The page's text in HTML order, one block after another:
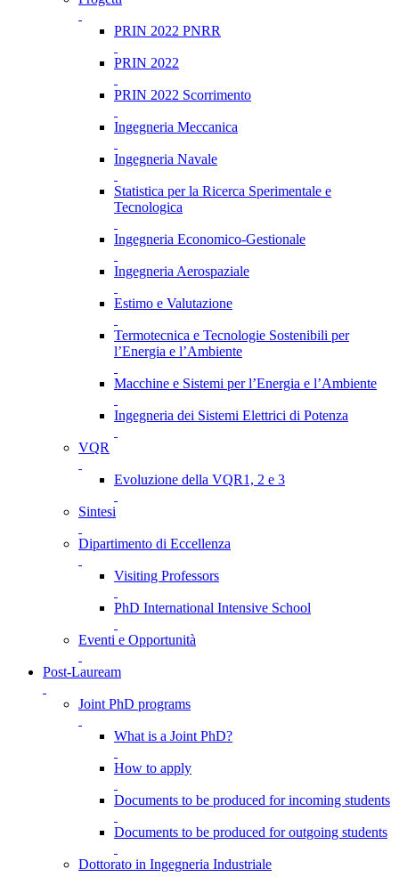
PRIN 2022 PNRR
PRIN 2022
PRIN 2022 Scorrimento
Ingegneria Meccanica
Ingegneria Navale
Statistica per la Ricerca Sperimentale e
Tecnologica
Ingegneria Economico-Gestionale
Ingegneria Aerospaziale
Estimo e Valutazione
Termotecnica e Tecnologie Sostenibili per
l’Energia e l’Ambiente
Macchine e Sistemi per l’Energia e l’Ambiente
Ingegneria dei Sistemi Elettrici di Potenza
VQR
Evoluzione della VQR1, 2 e 3
Sintesi
Dipartimento di Eccellenza
Visiting Professors
PhD International Intensive School
Eventi e Opportunità
Post-Lauream
Joint PhD programs
What is a Joint PhD?
How to apply
Documents to be produced for incoming students
Documents to be produced for outgoing students
Dottorato in Ingegneria Industriale